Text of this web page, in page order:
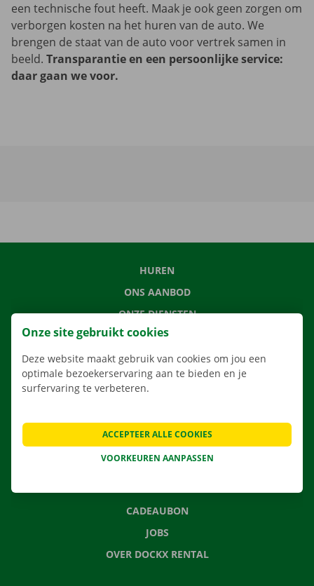
een technische fout heeft. Maak je ook geen zorgen om
verborgen kosten na het huren van de auto. We
brengen de staat van de auto voor vertrek samen in
beeld. Transparantie en een persoonlijke service:
daar gaan we voor.
HUREN
ONS AANBOD
ONZE DIENSTEN
LOCATIES
APP
VERHUISOPLOSSINGEN
CONTACTEER ONS
CADEAUBON
JOBS
OVER DOCKX RENTAL
Onze site gebruikt cookies
Deze website maakt gebruik van cookies om jou een
optimale bezoekerservaring aan te bieden en je
surfervaring te verbeteren.
VOORKEUREN AANPASSEN
ACCEPTEER ALLE COOKIES